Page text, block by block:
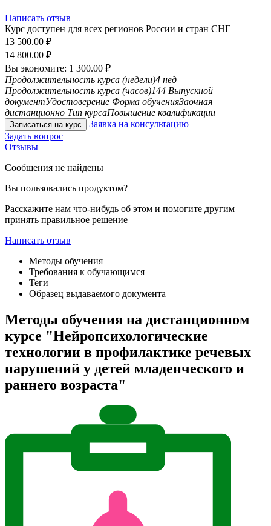
Написать отзыв
Курс доступен для всех регионов России и стран СНГ
13 500.00 ₽
14 800.00 ₽
Вы экономите: 1 300.00 ₽
Продолжительность курса (недели)4 нед
Продолжительность курса (часов)144 Выпускной
документУдостоверение Форма обученияЗаочная
дистанционно Тип курсаПовышение квалификации
Записаться на курс
Заявка на консультацию
Задать вопрос
Отзывы
Сообщения не найдены
Вы пользовались продуктом?
Расскажите нам что-нибудь об этом и помогите другим
принять правильное решение
Написать отзыв
Методы обучения
Требования к обучающимся
Теги
Образец выдаваемого документа
Методы обучения на дистанционном
курсе "Нейропсихологические
технологии в профилактике речевых
нарушений у детей младенческого и
раннего возраста"